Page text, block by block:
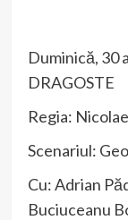
Duminică, 30
DRAGOSTE
Regia:
Scenariul:
Cu: Adrian
Buciuceanu